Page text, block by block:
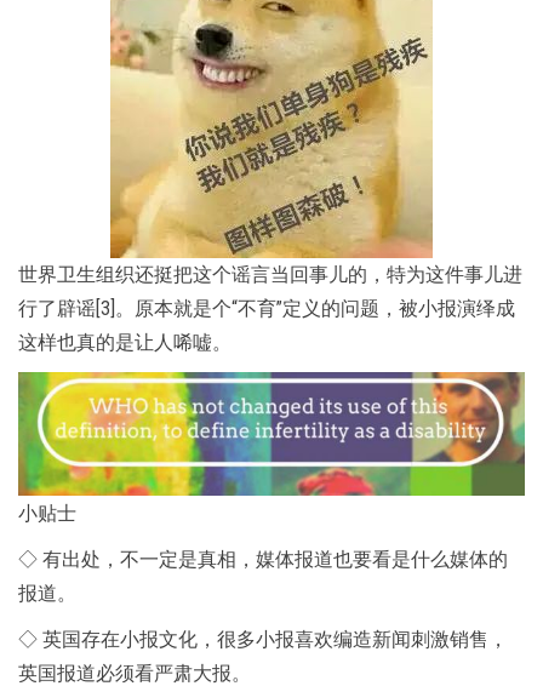
世界卫生组织还挺把这个谣言当回事儿的，特为这件事儿进
行了辟谣[3]。原本就是个“不育”定义的问题，被小报演绎成
这样也真的是让人唏嘘。
小贴士
◇ 有出处，不一定是真相，媒体报道也要看是什么媒体的
报道。
◇ 英国存在小报文化，很多小报喜欢编造新闻刺激销售，
英国报道必须看严肃大报。